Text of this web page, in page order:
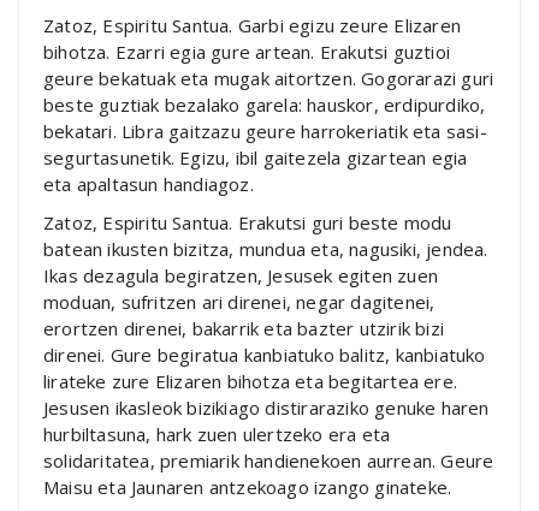
Zatoz, Espiritu Santua. Garbi egizu zeure Elizaren
bihotza. Ezarri egia gure artean. Erakutsi guztioi
geure bekatuak eta mugak aitortzen. Gogorarazi guri
beste guztiak bezalako garela: hauskor, erdipurdiko,
bekatari. Libra gaitzazu geure harrokeriatik eta sasi-
segurtasunetik. Egizu, ibil gaitezela gizartean egia
eta apaltasun handiagoz.
Zatoz, Espiritu Santua. Erakutsi guri beste modu
batean ikusten bizitza, mundua eta, nagusiki, jendea.
Ikas dezagula begiratzen, Jesusek egiten zuen
moduan, sufritzen ari direnei, negar dagitenei,
erortzen direnei, bakarrik eta bazter utzirik bizi
direnei. Gure begiratua kanbiatuko balitz, kanbiatuko
lirateke zure Elizaren bihotza eta begitartea ere.
Jesusen ikasleok bizikiago distiraraziko genuke haren
hurbiltasuna, hark zuen ulertzeko era eta
solidaritatea, premiarik handienekoen aurrean. Geure
Maisu eta Jaunaren antzekoago izango ginateke.